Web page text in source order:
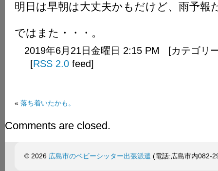
明日は早朝は大丈夫かもだけど、雨予報
ではまた・・・。
2019年6月21日金曜日 2:15 PM [カテゴリ
[RSS 2.0 feed]
« 落ち着いたかも。
Comments are closed.
© 2026 広島市のベビーシッター出張派遣 (電話:広島市内082-